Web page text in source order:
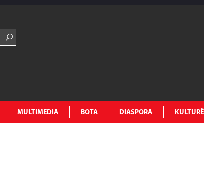
MULTIMEDIA BOTA DIASPORA KULTURË